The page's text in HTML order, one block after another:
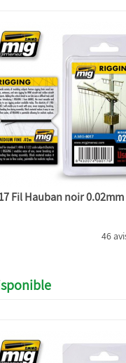
Fil Hauban noir
46